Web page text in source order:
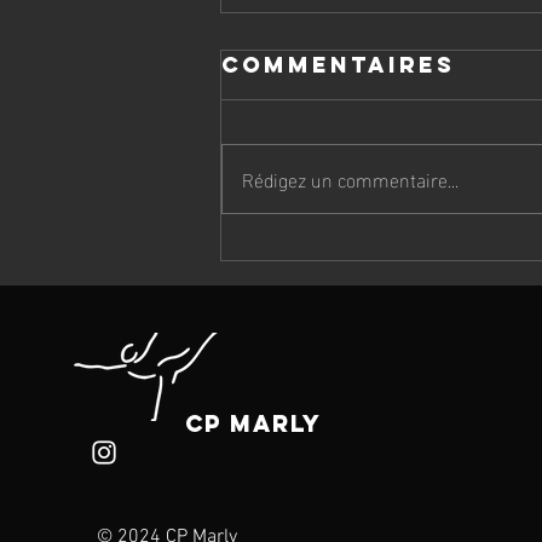
Assemblée
générale le 18
Commentaires
Rédigez un commentaire...
CP Marly